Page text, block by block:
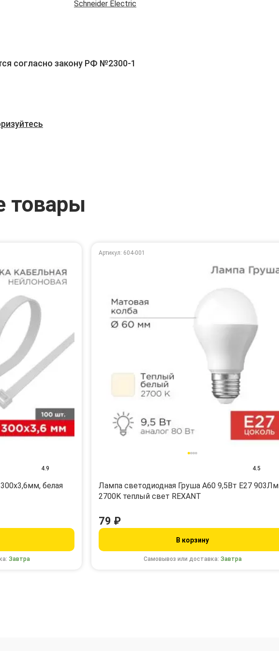
Schneider Electric
согласно закону РФ №2300-1
товары
4.9
белая
Завтра
Артикул: 604-001
4.5
Лампа светодиодная Груша A60 9,5Вт E27 903Лм
2700K теплый свет REXANT
Самовывоз или доставка: Завтра
79 ₽
В корзину